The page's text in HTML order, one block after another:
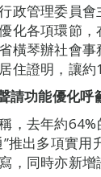
政管理委員
化各項環節
橫琴辦社會
住證明，讓
請功能優化呼
，去年約
”推出多項實
，同時亦新